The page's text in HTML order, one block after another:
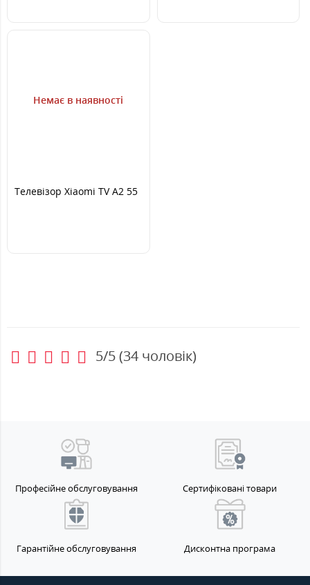
Немає в наявності
Телевізор Xiaomi TV A2 55
5/5(34 чоловік)
Професійне обслуговування Сертифіковані товари
Гарантійне обслуговування Дисконтна програма